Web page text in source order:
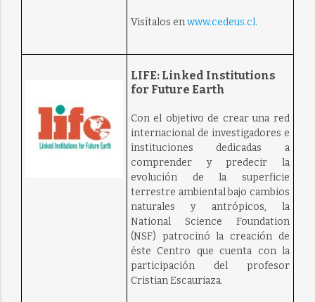
Visítalos enwww.cedeus.cl.
LIFE: Linked Institutions
for Future Earth
Con el objetivo de crear una red
internacional de investigadores e
instituciones dedicadas a
comprender y predecir la
evolución de la superficie
terrestre ambiental bajo cambios
naturales y antrópicos, la
National Science Foundation
(NSF) patrocinó la creación de
éste Centro que cuenta con la
participación del profesor
Cristian Escauriaza.